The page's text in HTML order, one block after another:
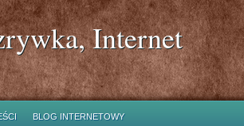
Internet
BLOG INTERNETOWY